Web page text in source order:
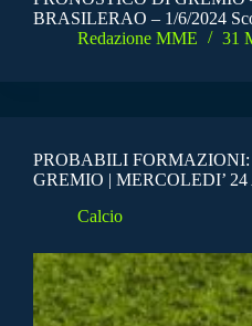
BRASILERAO – 1/6/2024
Redazione MME
31
PROBABILI
GREMIO | MERCOLEDI’
Calcio